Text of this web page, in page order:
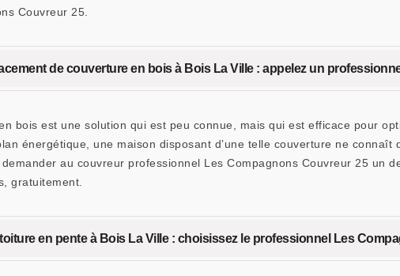
Couvreur 25.
de couverture en bois à Bois La Ville : appelez un
bois est une solution qui est peu connue, mais qui est efficace pour
énergétique, une maison disposant d’une telle couverture ne
au couvreur professionnel Les Compagnons Couvreur 25 un
gratuitement.
en pente à Bois La Ville : choisissez le professionnel Les